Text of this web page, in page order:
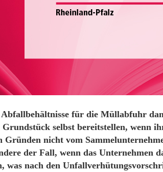
Abfallbehältnisse für die Müllabfuhr
Grundstück selbst bereitstellen, wenn
Gründen nicht vom
der Fall, wenn das Unternehmen
was nach den